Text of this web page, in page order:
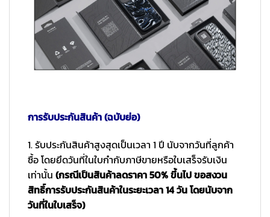
การรับประกันสินค้า (ฉบับย่อ)
1. รับประกันสินค้าสูงสุดเป็นเวลา 1 ปี นับจากวันที่ลูกค้า
ซื้อ โดยยึดวันที่ในใบกำกับภาษีขายหรือใบเสร็จรับเงิน
เท่านั้น (กรณีเป็นสินค้าลดราคา 50% ขึ้นไป ขอสงวน
สิทธิ์การรับประกันสินค้าในระยะเวลา 14 วัน โดยนับจาก
วันที่ในใบเสร็จ)